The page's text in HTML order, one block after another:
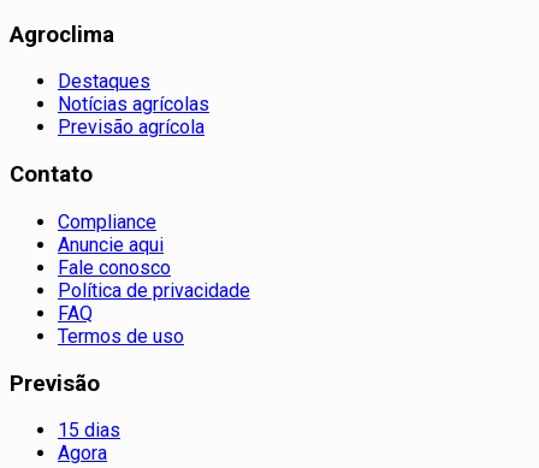
Agroclima
Destaques
Notícias agrícolas
Previsão agrícola
Contato
Compliance
Anuncie aqui
Fale conosco
Política de privacidade
FAQ
Termos de uso
Previsão
15 dias
Agora